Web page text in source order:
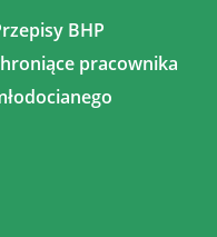
BHP
pracownika